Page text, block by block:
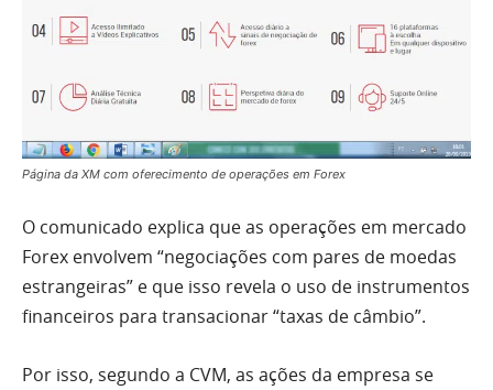
Página da XM com oferecimento de operações em Forex
O comunicado explica que as operações em mercado
Forex envolvem “negociações com pares de moedas
estrangeiras” e que isso revela o uso de instrumentos
financeiros para transacionar “taxas de câmbio”.
Por isso, segundo a CVM, as ações da empresa se